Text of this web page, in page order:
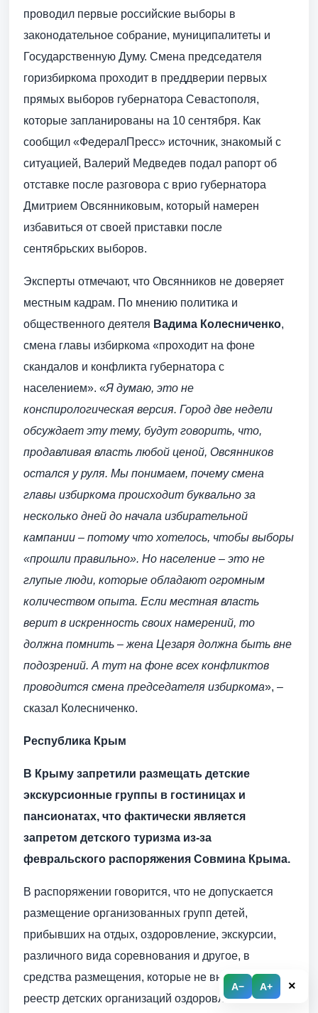
A− A+ ×
проводил первые российские выборы в
законодательное собрание, муниципалитеты и
Государственную Думу. Смена председателя
горизбиркома проходит в преддверии первых
прямых выборов губернатора Севастополя,
которые запланированы на 10 сентября. Как
сообщил «ФедералПресс» источник, знакомый с
ситуацией, Валерий Медведев подал рапорт об
отставке после разговора с врио губернатора
Дмитрием Овсянниковым, который намерен
избавиться от своей приставки после
сентябрьских выборов.
Эксперты отмечают, что Овсянников не доверяет
местным кадрам. По мнению политика и
общественного деятеля Вадима Колесниченко,
смена главы избиркома «проходит на фоне
скандалов и конфликта губернатора с
населением». «Я думаю, это не
конспирологическая версия. Город две недели
обсуждает эту тему, будут говорить, что,
продавливая власть любой ценой, Овсянников
остался у руля. Мы понимаем, почему смена
главы избиркома происходит буквально за
несколько дней до начала избирательной
кампании – потому что хотелось, чтобы выборы
«прошли правильно». Но население – это не
глупые люди, которые обладают огромным
количеством опыта. Если местная власть
верит в искренность своих намерений, то
должна помнить – жена Цезаря должна быть вне
подозрений. А тут на фоне всех конфликтов
проводится смена председателя избиркома», –
сказал Колесниченко.
Республика Крым
В Крыму запретили размещать детские
экскурсионные группы в гостиницах и
пансионатах, что фактически является
запретом детского туризма из-за
февральского распоряжения Совмина Крыма.
В распоряжении говорится, что не допускается
размещение организованных групп детей,
прибывших на отдых, оздоровление, экскурсии,
различного вида соревнования и другое, в
средства размещения, которые не внесены в
реестр детских организаций оздоровления и